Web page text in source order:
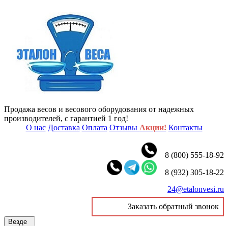
Продажа весов и весового оборудования от надежных
производителей, с гарантией 1 год!
О нас Доставка Оплата Отзывы Акции! Контакты
8 (800) 555-18-92
8 (932) 305-18-22
24@etalonvesi.ru
Заказать обратный звонок
Везде